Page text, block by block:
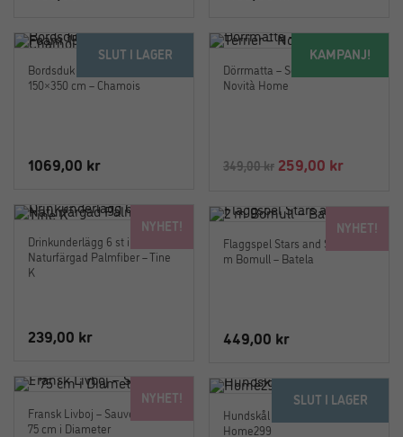
SLUT I LAGER
Bordsduk Margerita Sea Foam
150×350 cm – Chamois
1069,00 kr
KAMPANJ!
Dörrmatta – Scottish Terrier –
Novità Home
349,00kr Det
priset
349,00 kr.
259,00 krDet
priset
är:
259,00
NYHET!
Drinkunderlägg 6 st i
Naturfärgad Palmfiber – Tine
K
239,00 kr
NYHET!
Flaggspel Stars and Stripes 2
m Bomull – Batela
449,00 kr
NYHET!
Fransk Livboj – Sauveteurs –
75 cm i Diameter
SLUT I LAGER
Hundskål ljusbrun – Novità
Home299